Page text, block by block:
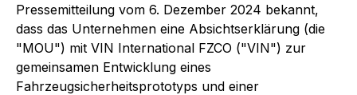
Pressemitteilung vom 6. Dezember 2024 bekannt,
dass das Unternehmen eine Absichtserklärung (die
"MOU") mit VIN International FZCO ("VIN") zur
gemeinsamen Entwicklung eines
Fahrzeugsicherheitsprototyps und einer